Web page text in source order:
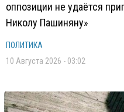
оппозиции не удаётся
Николу Пашиняну»
ПОЛИТИКА
10 Августа 2026 - 03:02